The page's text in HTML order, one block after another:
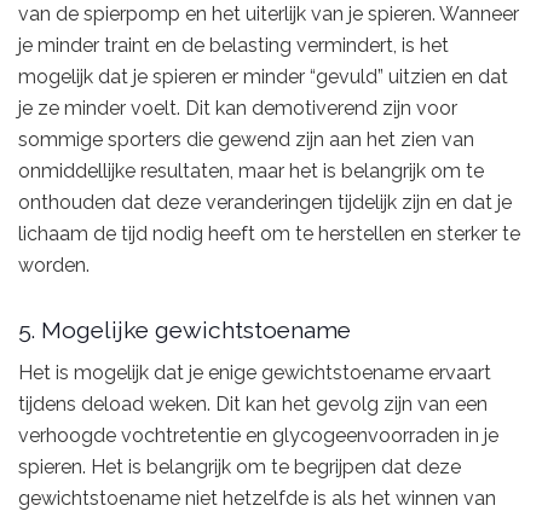
van de spierpomp en het uiterlijk van je spieren. Wanneer
je minder traint en de belasting vermindert, is het
mogelijk dat je spieren er minder “gevuld” uitzien en dat
je ze minder voelt. Dit kan demotiverend zijn voor
sommige sporters die gewend zijn aan het zien van
onmiddellijke resultaten, maar het is belangrijk om te
onthouden dat deze veranderingen tijdelijk zijn en dat je
lichaam de tijd nodig heeft om te herstellen en sterker te
worden.
5. Mogelijke gewichtstoename
Het is mogelijk dat je enige gewichtstoename ervaart
tijdens deload weken. Dit kan het gevolg zijn van een
verhoogde vochtretentie en glycogeenvoorraden in je
spieren. Het is belangrijk om te begrijpen dat deze
gewichtstoename niet hetzelfde is als het winnen van